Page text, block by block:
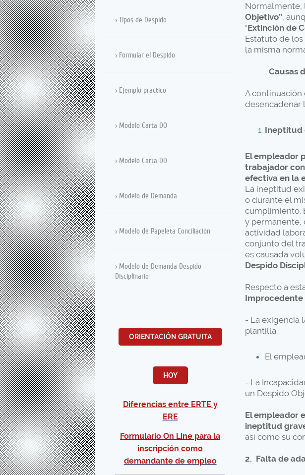
Normalmente,
Objetivo” ,
“Extinción de
Estatuto de
la misma
Causas
A continuación
desencadenar
Ineptitud
El empleador
trabajador
efectiva en la
La ineptitud
o durante el
cumplimiento.
y permanente,
actividad
conjunto del
es causada
Despido
Respecto a
Improcedente
- La exigencia
plantilla.
El
- La
un Despido
El empleador
ineptitud
así como su
2. Falta de
Tipos de Despido
Formular el Despido
Ejemplo practico
Modelo Carta DO
Modelo Carta DD
Modelo de Demanda
Modelo de Papeleta Conciliación
Modelo de Demanda Despido
Disciplinario
ORIENTACIÓN GRATUITA
HOY
Diferencias entre ERTE y
ERE
Formulario On Line para la
inscripción como
demandante de empleo